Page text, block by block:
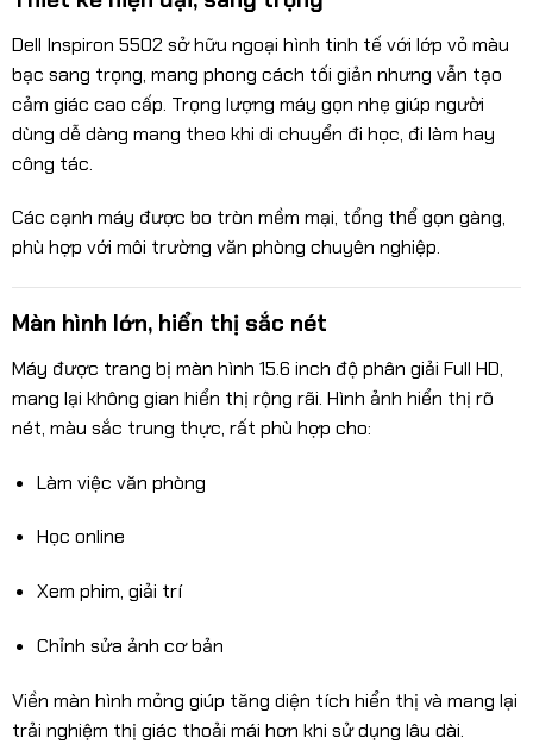
Dell Inspiron 5502 sở hữu ngoại hình tinh tế với lớp vỏ màu
bạc sang trọng, mang phong cách tối giản nhưng vẫn tạo
cảm giác cao cấp. Trọng lượng máy gọn nhẹ giúp người
dùng dễ dàng mang theo khi di chuyển đi học, đi làm hay
công tác.
Các cạnh máy được bo tròn mềm mại, tổng thể gọn gàng,
phù hợp với môi trường văn phòng chuyên nghiệp.
Màn hình lớn, hiển thị sắc nét
Máy được trang bị màn hình 15.6 inch độ phân giải Full HD,
mang lại không gian hiển thị rộng rãi. Hình ảnh hiển thị rõ
nét, màu sắc trung thực, rất phù hợp cho:
Làm việc văn phòng
Học online
Xem phim, giải trí
Chỉnh sửa ảnh cơ bản
Viền màn hình mỏng giúp tăng diện tích hiển thị và mang lại
trải nghiệm thị giác thoải mái hơn khi sử dụng lâu dài.